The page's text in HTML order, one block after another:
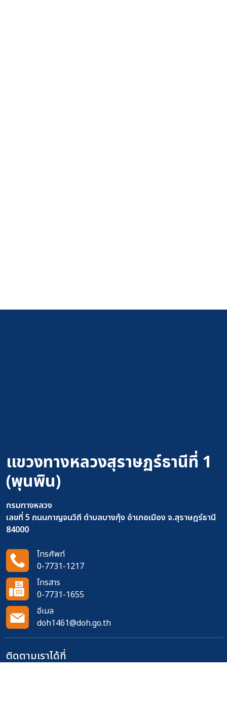
แขวงทางหลวงสุราษฏร์ธานีที่ 1
(พุนพิน)
กรมทางหลวง
เลขที่ 5 ถนนกาญจนวิถี ตำบลบางกุ้ง อำเภอเมือง จ.สุราษฎร์ธานี
84000
โทรศัพท์
0-7731-1217
โทรสาร
0-7731-1655
อีเมล
doh1461@doh.go.th
ติดตามเราได้ที่